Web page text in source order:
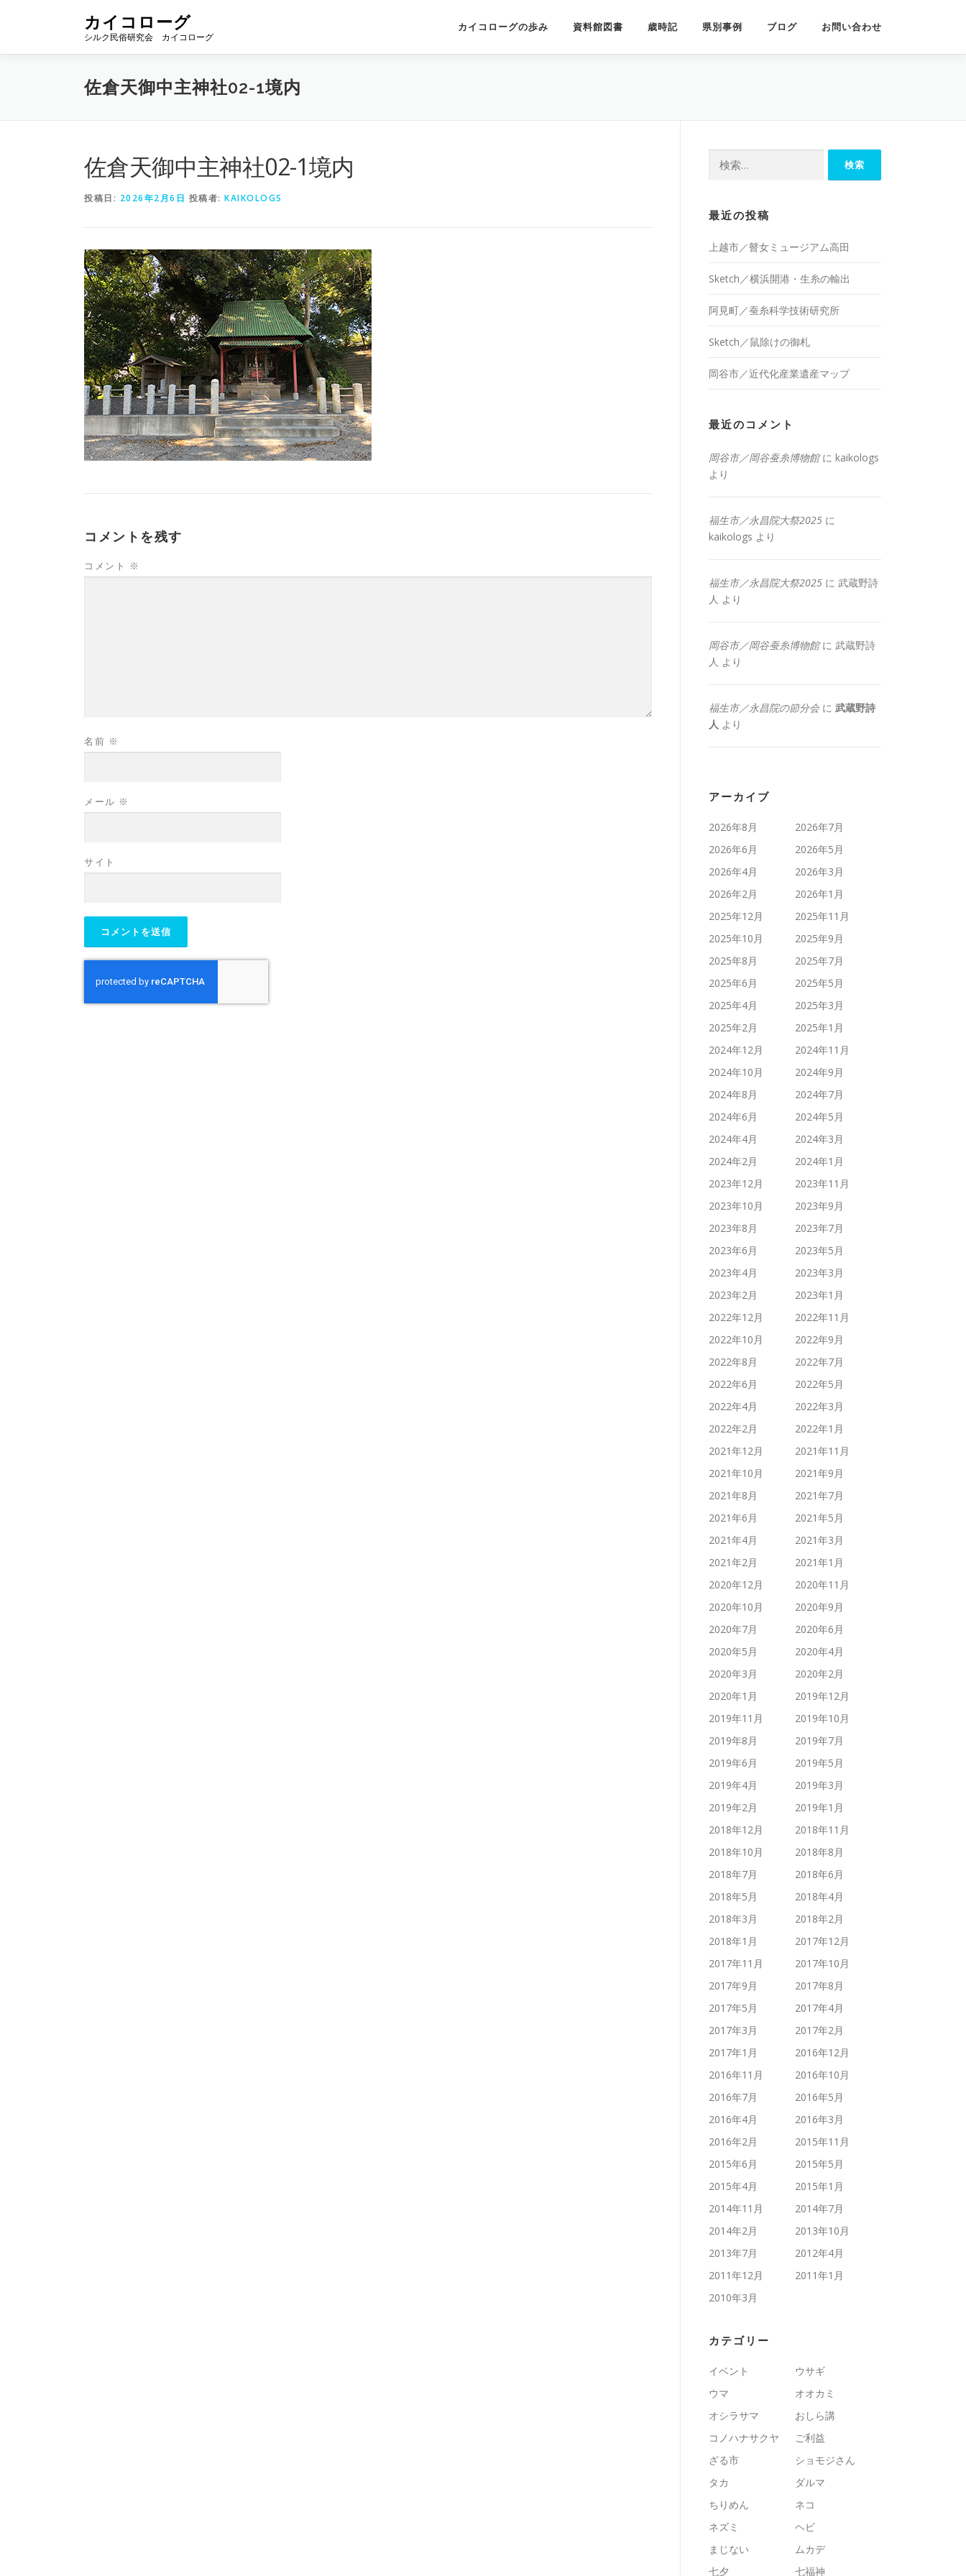
ン
カイコローグ
シルク民俗研究会 カイコローグ
カイコローグの歩み 資料館図書 歳時記 県別事例 ブログ お問い合わせ
佐倉天御中主神社02-1境内
佐倉天御中主神社02-1境内
投稿日: 2026年2月6日 投稿者: KAIKOLOGS
コメントを残す
コメント ※
名前 ※
メール ※
サイト
最近の投稿
上越市／瞽女ミュージアム高田
Sketch／横浜開港・生糸の輸出
阿見町／蚕糸科学技術研究所
Sketch／鼠除けの御札
岡谷市／近代化産業遺産マップ
最近のコメント
岡谷市／岡谷蚕糸博物館に kaikologs
より
福生市／永昌院大祭2025 に
kaikologs より
福生市／永昌院大祭2025 に 武蔵野詩
人 より
岡谷市／岡谷蚕糸博物館に 武蔵野詩
人 より
福生市／永昌院の節分会に 武蔵野詩
人 より
アーカイブ
2026年8月
2026年7月
2026年6月
2026年5月
2026年4月
2026年3月
2026年2月
2026年1月
2025年12月
2025年11月
2025年10月
2025年9月
2025年8月
2025年7月
2025年6月
2025年5月
2025年4月
2025年3月
2025年2月
2025年1月
2024年12月
2024年11月
2024年10月
2024年9月
2024年8月
2024年7月
2024年6月
2024年5月
2024年4月
2024年3月
2024年2月
2024年1月
2023年12月
2023年11月
2023年10月
2023年9月
2023年8月
2023年7月
2023年6月
2023年5月
2023年4月
2023年3月
2023年2月
2023年1月
2022年12月
2022年11月
2022年10月
2022年9月
2022年8月
2022年7月
2022年6月
2022年5月
2022年4月
2022年3月
2022年2月
2022年1月
2021年12月
2021年11月
2021年10月
2021年9月
2021年8月
2021年7月
2021年6月
2021年5月
2021年4月
2021年3月
2021年2月
2021年1月
2020年12月
2020年11月
2020年10月
2020年9月
2020年7月
2020年6月
2020年5月
2020年4月
2020年3月
2020年2月
2020年1月
2019年12月
2019年11月
2019年10月
2019年8月
2019年7月
2019年6月
2019年5月
2019年4月
2019年3月
2019年2月
2019年1月
2018年12月
2018年11月
2018年10月
2018年8月
2018年7月
2018年6月
2018年5月
2018年4月
2018年3月
2018年2月
2018年1月
2017年12月
2017年11月
2017年10月
2017年9月
2017年8月
2017年5月
2017年4月
2017年3月
2017年2月
2017年1月
2016年12月
2016年11月
2016年10月
2016年7月
2016年5月
2016年4月
2016年3月
2016年2月
2015年11月
2015年6月
2015年5月
2015年4月
2015年1月
2014年11月
2014年7月
2014年2月
2013年10月
2013年7月
2012年4月
2011年12月
2011年1月
2010年3月
カテゴリー
イベント
ウサギ
ウマ
オオカミ
オシラサマ
おしら講
コノハナサクヤ
ご利益
ざる市
ショモジさん
タカ
ダルマ
ちりめん
ネコ
ネズミ
ヘビ
まじない
ムカデ
七夕
七福神